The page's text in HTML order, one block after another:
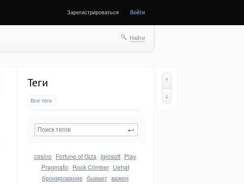
Зарегистрироваться Войти
Найти
Теги
Все теги
casino Fortune of Giza Igrosoft Play
Pragmatic Rock Climber Uehat
бронирование бывает важен